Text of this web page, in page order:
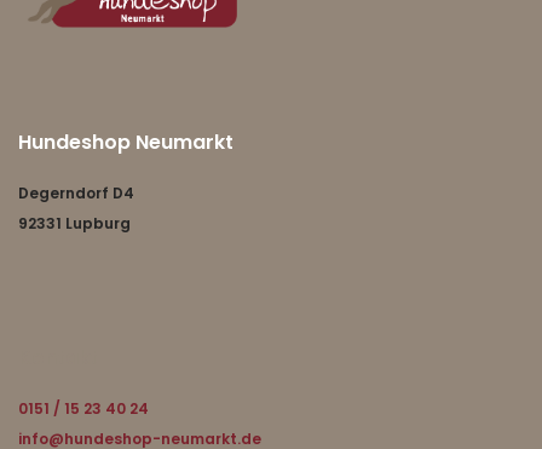
Hundeshop Neumarkt
Degerndorf D4
92331 Lupburg
0151 / 15 23 40 24
info@hundeshop-neumarkt.de